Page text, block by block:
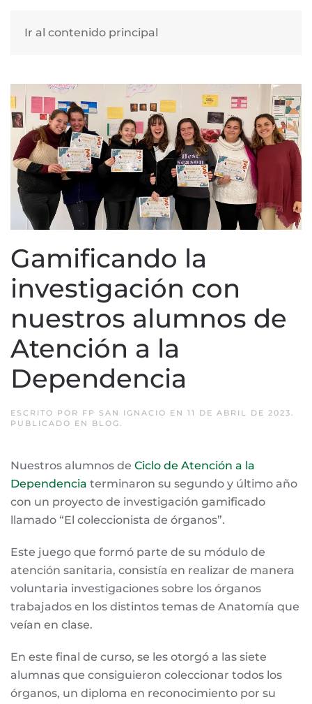
Ir al contenido principal
Gamificando la
investigación con
nuestros alumnos de
Atención a la
Dependencia
ESCRITO POR FP SAN IGNACIO EN 11 DE ABRIL DE 2023.
PUBLICADO EN BLOG.
Nuestros alumnos de Ciclo de Atención a la
Dependencia terminaron su segundo y último año
con un proyecto de investigación gamificado
llamado “El coleccionista de órganos”.
Este juego que formó parte de su módulo de
atención sanitaria, consistía en realizar de manera
voluntaria investigaciones sobre los órganos
trabajados en los distintos temas de Anatomía que
veían en clase.
En este final de curso, se les otorgó a las siete
alumnas que consiguieron coleccionar todos los
órganos, un diploma en reconocimiento por su